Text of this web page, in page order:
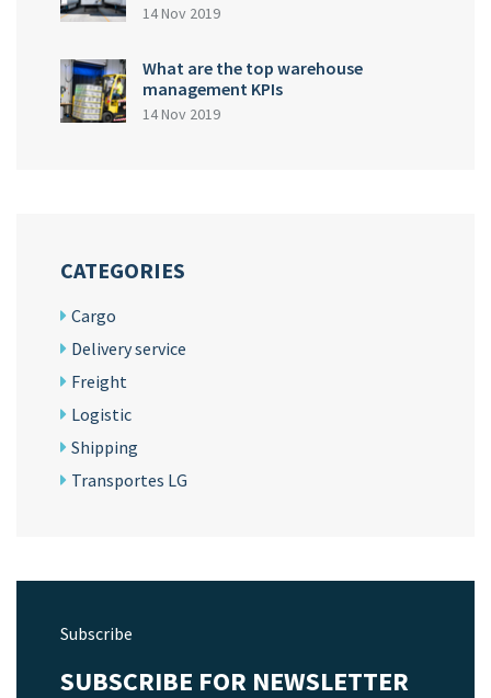
14 Nov 2019
What are the top warehouse
management KPIs
14 Nov 2019
CATEGORIES
Cargo
Delivery service
Freight
Logistic
Shipping
Transportes LG
Subscribe
SUBSCRIBE FOR NEWSLETTER